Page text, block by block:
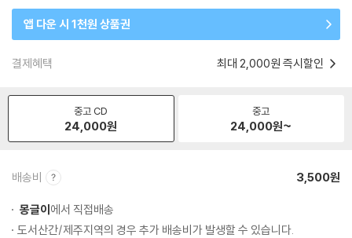
앱 다운 시 1천원 상품권
결제혜택 최대 2,000원 즉시할인
중고 CD
24,000원
중고
24,000원~
배송비 3,500원
몽글이에서 직접배송
도서산간/제주지역의 경우 추가 배송비가 발생할 수 있습니다.